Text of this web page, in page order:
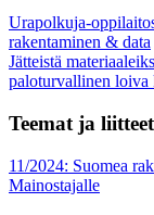
Urapolkuja-
rakentaminen & data
Jätteistä
paloturvallinen loiva
Teemat ja liitteet
11/2024: Suomea
Mainostajalle